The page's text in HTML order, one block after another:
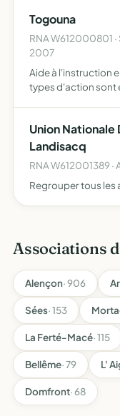
Togouna
RNA W612000801
2007
Aide à l'instruction
types d'action sont
établissements
Union
Landisacq
RNA W612001389
Regrouper tous
Associations
Alençon· 906
Sées· 153
La Ferté-Macé· 115
Bellême· 79 L'
Domfront· 68